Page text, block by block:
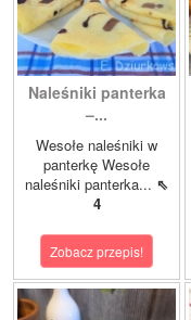
Naleśniki panterka
–...
Wesołe naleśniki w
panterkę Wesołe
naleśniki panterka... ⇖
4
Zobacz przepis!